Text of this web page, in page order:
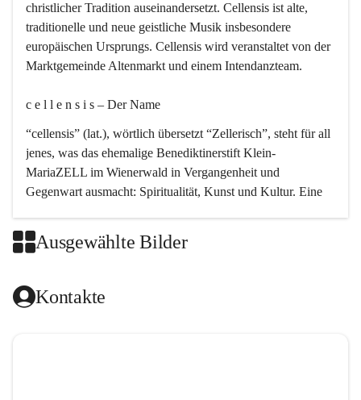
christlicher Tradition auseinandersetzt. Cellensis ist alte,
traditionelle und neue geistliche Musik insbesondere
europäischen Ursprungs. Cellensis wird veranstaltet von der
Marktgemeinde Altenmarkt und einem Intendanzteam.
c e l l e n s i s – Der Name
“cellensis” (lat.), wörtlich übersetzt “Zellerisch”, steht für all
jenes, was das ehemalige Benediktinerstift Klein-
MariaZELL im Wienerwald in Vergangenheit und
Gegenwart ausmacht: Spiritualität, Kunst und Kultur. Eine
Kirchenmusik, dem kunstvollen Lob Gottes.
Das kirchenmusikalische Festival Cellensis wird seit dem
Ausgewählte Bilder
Kontakte